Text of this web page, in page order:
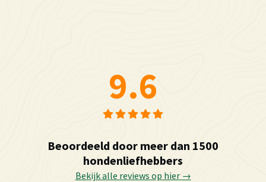
9.6
Beoordeeld door meer dan 1500
hondenliefhebbers
Bekijk alle reviews op hier →